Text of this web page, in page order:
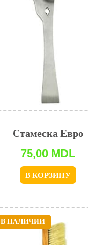
Стамеска Евро
75,00 MDL
В КОРЗИНУ
В НАЛИЧИИ